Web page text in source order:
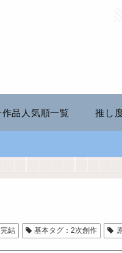
作品人気順一覧 推し
結 基本タグ：2次創作